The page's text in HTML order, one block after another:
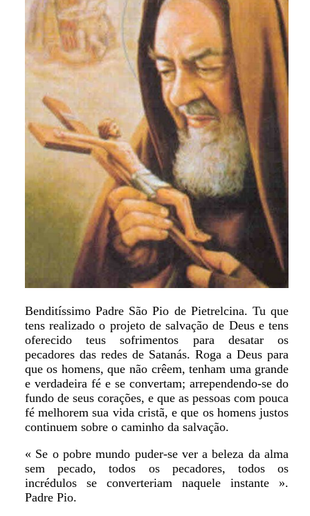
Benditíssimo Padre São Pio de Pietrelcina. Tu que
tens realizado o projeto de salvação de Deus e tens
oferecido teus sofrimentos para desatar os
pecadores das redes de Satanás. Roga a Deus para
que os homens, que não crêem, tenham uma grande
e verdadeira fé e se convertam; arrependendo-se do
fundo de seus corações, e que as pessoas com pouca
fé melhorem sua vida cristã, e que os homens justos
continuem sobre o caminho da salvação.
« Se o pobre mundo puder-se ver a beleza da alma
sem pecado, todos os pecadores, todos os
incrédulos se converteriam naquele instante ».
Padre Pio.